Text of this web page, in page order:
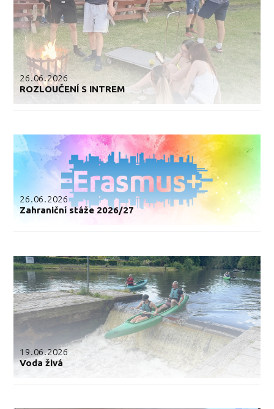
26.06.2026
ROZLOUČENÍ S INTREM
26.06.2026
Zahraniční stáže 2026/27
19.06.2026
Voda živá